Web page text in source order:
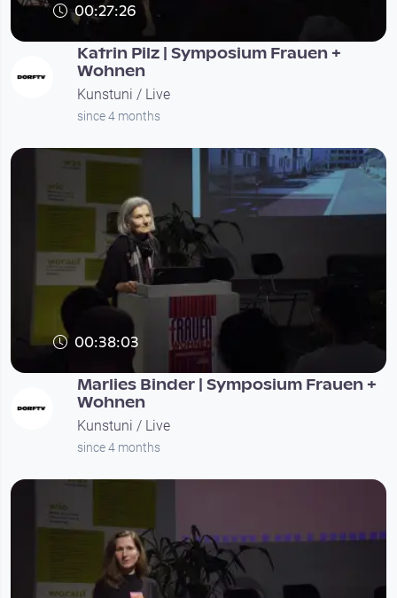
00:27:26
Katrin Pilz | Symposium Frauen +
Wohnen
Kunstuni / Live
since 4 months
00:38:03
Marlies Binder | Symposium Frauen +
Wohnen
Kunstuni / Live
since 4 months